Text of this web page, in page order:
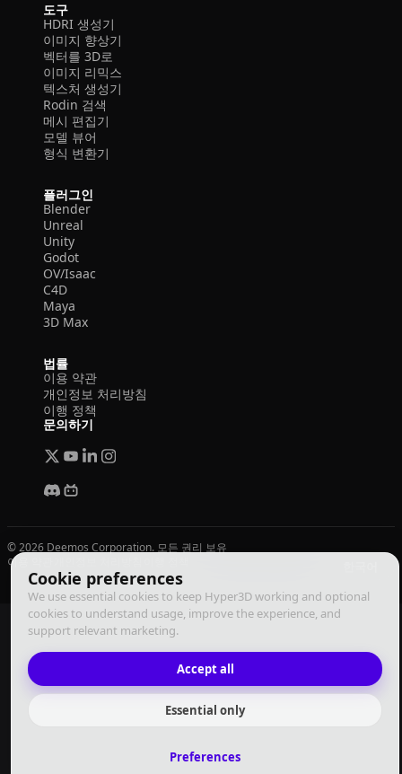
Cookie preferences
We use essential cookies to keep Hyper3D working and optional
cookies to understand usage, improve the experience, and
support relevant marketing.
Accept all
Essential only
Preferences
도구
HDRI 생성기
이미지 향상기
벡터를 3D로
이미지 리믹스
텍스처 생성기
Rodin 검색
메시 편집기
모델 뷰어
형식 변환기
플러그인
Blender
Unreal
Unity
Godot
OV/Isaac
C4D
Maya
3D Max
법률
이용 약관
개인정보 처리방침
이행 정책
문의하기
© 2026 Deemos Corporation. 모든 권리 보유
이용 약관